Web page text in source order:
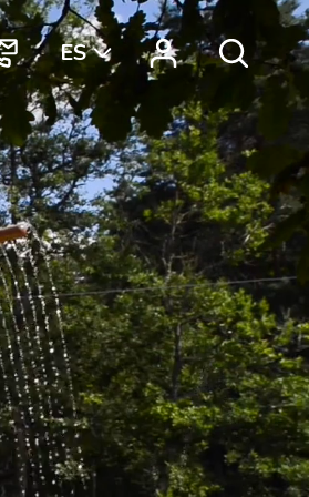
"Contacto
Vortex
International"
ES
"Vortex
Connect"
Search